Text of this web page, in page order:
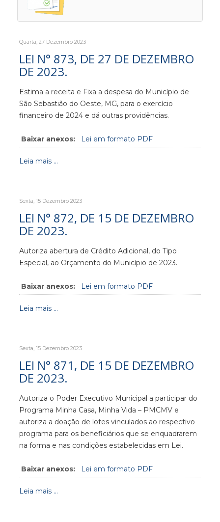
Quarta, 27 Dezembro 2023
LEI N° 873, DE 27 DE DEZEMBRO
DE 2023.
Estima a receita e Fixa a despesa do Município de
São Sebastião do Oeste, MG, para o exercício
financeiro de 2024 e dá outras providências.
Baixar anexos: Lei em formato PDF
Leia mais ...
Sexta, 15 Dezembro 2023
LEI N° 872, DE 15 DE DEZEMBRO
DE 2023.
Autoriza abertura de Crédito Adicional, do Tipo
Especial, ao Orçamento do Município de 2023.
Baixar anexos: Lei em formato PDF
Leia mais ...
Sexta, 15 Dezembro 2023
LEI N° 871, DE 15 DE DEZEMBRO
DE 2023.
Autoriza o Poder Executivo Municipal a participar do
Programa Minha Casa, Minha Vida – PMCMV e
autoriza a doação de lotes vinculados ao respectivo
programa para os beneficiários que se enquadrarem
na forma e nas condições estabelecidas em Lei.
Baixar anexos: Lei em formato PDF
Leia mais ...